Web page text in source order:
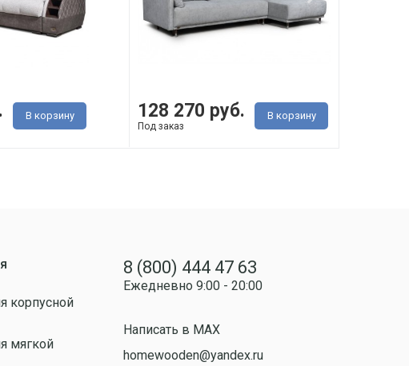
В корзину 128 270 руб.
Под заказ
В корзину
корпусной
мягкой
8 (800) 444 47 63
Ежедневно 9:00 - 20:00
Написать в MAX
homewooden@yandex.ru